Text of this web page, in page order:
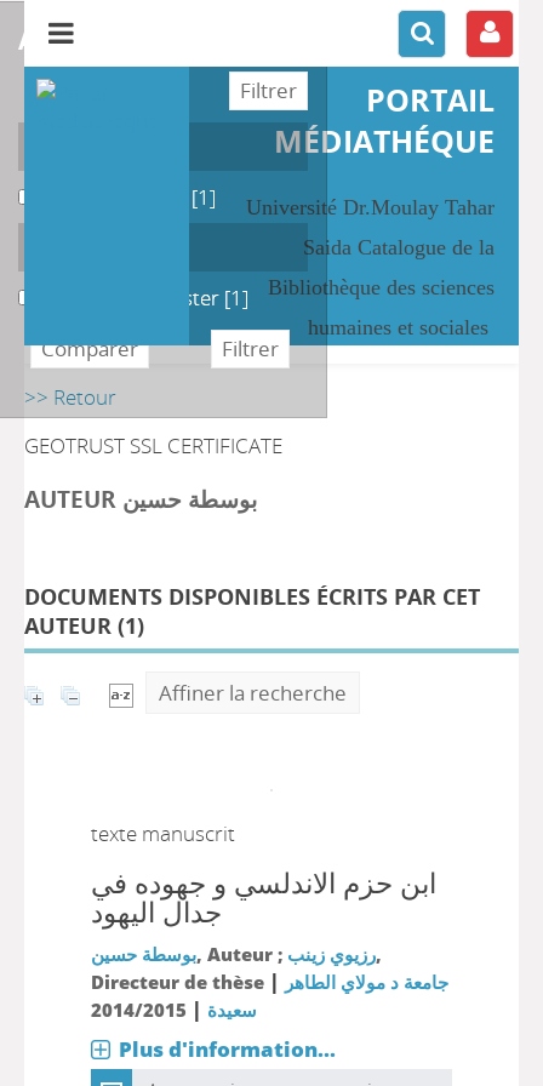
PORTAIL
MÉDIATHÉQUE
Université Dr.Moulay Tahar
Saida Catalogue de la
Bibliothèque des sciences
humaines et sociales
>> Retour
GEOTRUST SSL CERTIFICATE
AUTEUR بوسطة حسين
DOCUMENTS DISPONIBLES ÉCRITS PAR CET
AUTEUR (1)
Affiner la recherche
texte manuscrit
ابن حزم الاندلسي و جهوده في
جدال اليهود
بوسطة حسين, Auteur ; رزيوي زينب,
Directeur de thèse | جامعة د مولاي الطاهر
سعيدة |
2014/2015
Plus d'information...
affiner ou comparer
Salle des Thèses [1]
Mémoire de Master
Mémoire de Master [1]